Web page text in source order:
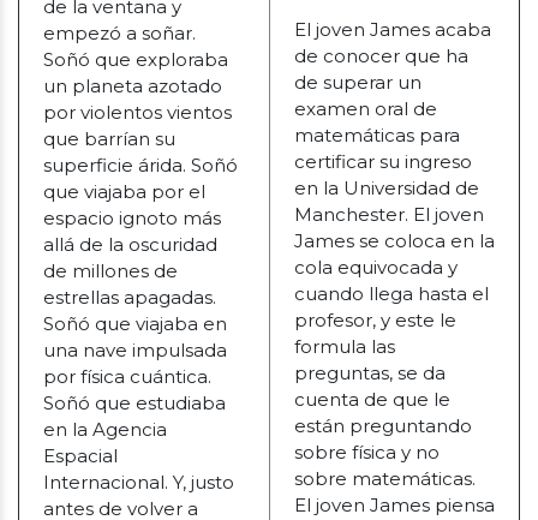
de la ventana y
empezó a soñar.
Soñó que exploraba
un planeta azotado
por violentos vientos
que barrían su
superficie árida. Soñó
que viajaba por el
espacio ignoto más
allá de la oscuridad
de millones de
estrellas apagadas.
Soñó que viajaba en
una nave impulsada
por física cuántica.
Soñó que estudiaba
en la Agencia
Espacial
Internacional. Y, justo
antes de volver a
El joven James acaba
de conocer que ha
de superar un
examen oral de
matemáticas para
certificar su ingreso
en la Universidad de
Manchester. El joven
James se coloca en la
cola equivocada y
cuando llega hasta el
profesor, y este le
formula las
preguntas, se da
cuenta de que le
están preguntando
sobre física y no
sobre matemáticas.
El joven James piensa